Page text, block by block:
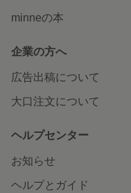
minneの本
企業の方へ
広告出稿について
大口注文について
ヘルプセンター
お知らせ
ヘルプとガイド